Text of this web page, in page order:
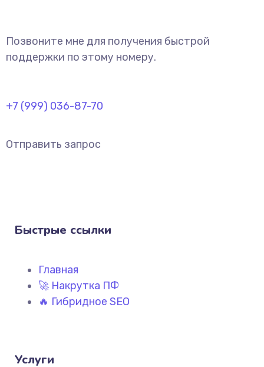
Позвоните мне для получения быстрой
поддержки по этому номеру.
+7 (999) 036-87-70
Отправить запрос
Быстрые ссылки
Главная
🚀 Накрутка ПФ
🔥 Гибридное SEO
Услуги